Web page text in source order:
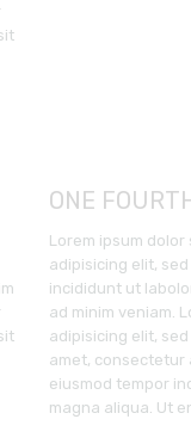
ONE
Lorem ipsum
adipisicing elit,
incididunt ut
ad minim veniam.
adipisicing elit,
amet, consectetur
eiusmod tempor
magna aliqua. Ut